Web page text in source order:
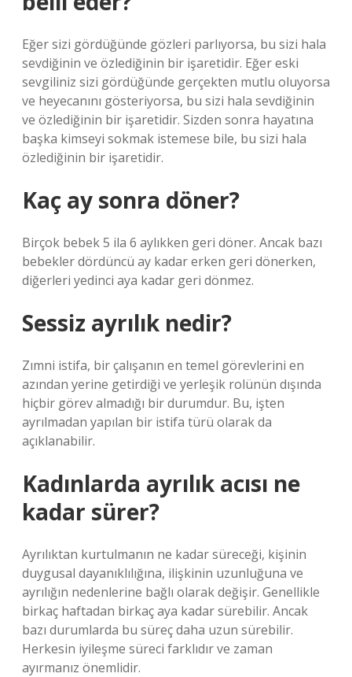
Eğer sizi gördüğünde gözleri parlıyorsa, bu sizi hala
sevdiğinin ve özlediğinin bir işaretidir. Eğer eski
sevgiliniz sizi gördüğünde gerçekten mutlu oluyorsa
ve heyecanını gösteriyorsa, bu sizi hala sevdiğinin
ve özlediğinin bir işaretidir. Sizden sonra hayatına
başka kimseyi sokmak istemese bile, bu sizi hala
özlediğinin bir işaretidir.
Kaç ay sonra döner?
Birçok bebek 5 ila 6 aylıkken geri döner. Ancak bazı
bebekler dördüncü ay kadar erken geri dönerken,
diğerleri yedinci aya kadar geri dönmez.
Sessiz ayrılık nedir?
Zımni istifa, bir çalışanın en temel görevlerini en
azından yerine getirdiği ve yerleşik rolünün dışında
hiçbir görev almadığı bir durumdur. Bu, işten
ayrılmadan yapılan bir istifa türü olarak da
açıklanabilir.
Kadınlarda ayrılık acısı ne
kadar sürer?
Ayrılıktan kurtulmanın ne kadar süreceği, kişinin
duygusal dayanıklılığına, ilişkinin uzunluğuna ve
ayrılığın nedenlerine bağlı olarak değişir. Genellikle
birkaç haftadan birkaç aya kadar sürebilir. Ancak
bazı durumlarda bu süreç daha uzun sürebilir.
Herkesin iyileşme süreci farklıdır ve zaman
ayırmanız önemlidir.